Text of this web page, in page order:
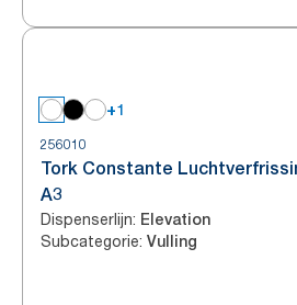
+1
256010
Tork Constante
A3
Dispenserlijn: Elevation
Subcategorie: Vulling